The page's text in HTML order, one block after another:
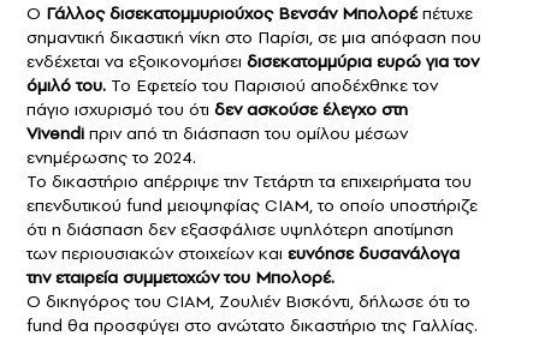
Ο Γάλλος δισεκατομμυριούχος Βενσάν Μπολορέπέτυχε
σημαντική δικαστική νίκη στο Παρίσι, σε μια απόφαση που
ενδέχεται να εξοικονομήσει δισεκατομμύρια ευρώ για τον
όμιλό του. Το Εφετείο του Παρισιού αποδέχθηκε τον
πάγιο ισχυρισμό του ότι δεν ασκούσε έλεγχο στη
Vivendi πριν από τη διάσπαση του ομίλου μέσων
ενημέρωσης το 2024.
Το δικαστήριο απέρριψε την Τετάρτη τα επιχειρήματα του
επενδυτικού fund μειοψηφίας CIAM, το οποίο υποστήριζε
ότι η διάσπαση δεν εξασφάλισε υψηλότερη αποτίμηση
των περιουσιακών στοιχείων και ευνόησε δυσανάλογα
την εταιρεία συμμετοχών του Μπολορέ.
Ο δικηγόρος του CIAM, Ζουλιέν Βισκόντι, δήλωσε ότι το
fund θα προσφύγει στο ανώτατο δικαστήριο της Γαλλίας.